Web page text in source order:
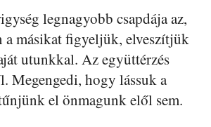
legnagyobb csapdája az,
a másikat figyeljük, elveszítjük
utunkkal. Az együttérzés
Megengedi, hogy lássuk a
el önmagunk elől sem.